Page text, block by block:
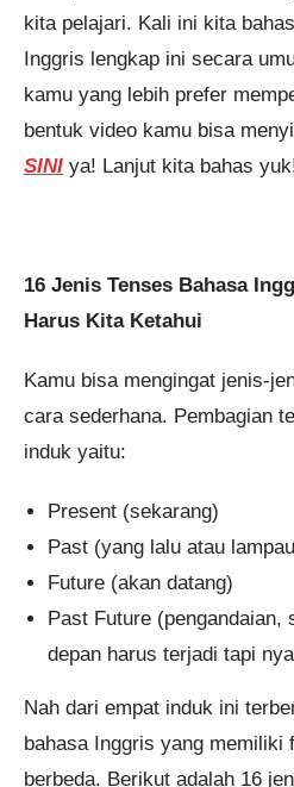
kita pelajari. Kali ini kita
Inggris lengkap ini secara
kamu yang lebih prefer
bentuk video kamu bisa
SINI ya! Lanjut kita bahas
16 Jenis Tenses Bahasa
Harus Kita Ketahui
Kamu bisa mengingat jenis-
cara sederhana. Pembagian
induk yaitu:
Present (sekarang)
Past (yang lalu atau
Future (akan datang)
Past Future (pengandaian,
depan harus terjadi tapi
Nah dari empat induk ini
bahasa Inggris yang memiliki
berbeda. Berikut adalah 16